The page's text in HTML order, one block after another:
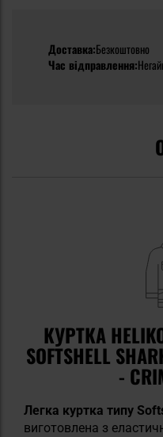
Доставка:Безкоштовно
Час відправлення:
КУРТКА
SOFTSHELL
-
Легка куртка типу
виготовлена з